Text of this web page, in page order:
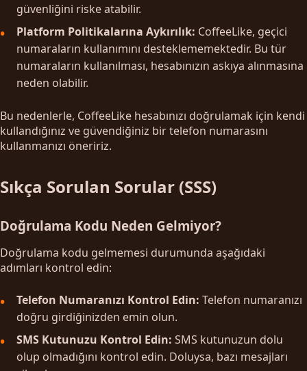
güvenliğini riske atabilir.
Platform Politikalarına Aykırılık: CoffeeLike, geçici
numaraların kullanımını desteklememektedir. Bu tür
numaraların kullanılması, hesabınızın askıya alınmasına
neden olabilir.
Bu nedenlerle, CoffeeLike hesabınızı doğrulamak için kendi
kullandığınız ve güvendiğiniz bir telefon numarasını
kullanmanızı öneririz.
Sıkça Sorulan Sorular (SSS)
Doğrulama Kodu Neden Gelmiyor?
Doğrulama kodu gelmemesi durumunda aşağıdaki
adımları kontrol edin:
Telefon Numaranızı Kontrol Edin: Telefon numaranızı
doğru girdiğinizden emin olun.
SMS Kutunuzu Kontrol Edin: SMS kutunuzun dolu
olup olmadığını kontrol edin. Doluysa, bazı mesajları